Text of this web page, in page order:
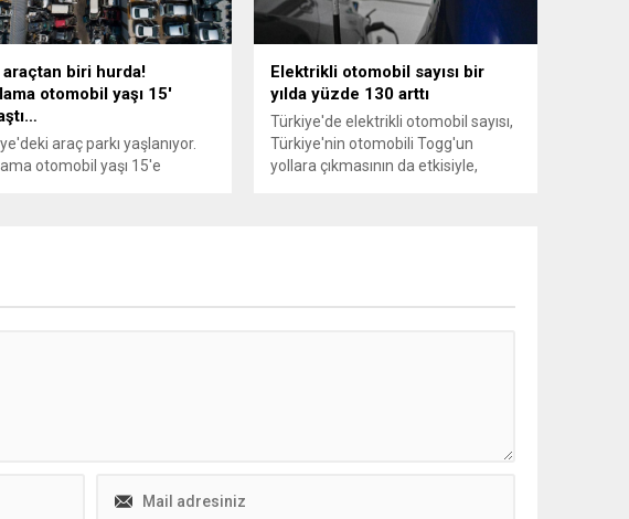
için ter döktü. Yarışmada dereceye
giren sporcular, düzenlenen ödül
Kahramanmaraş Büyükşehir
Belediyesi, sporun farklı
branşlarına...
araçtan biri hurda!
otomobil yaşı 15′
araç parkı yaşlanıyor.
otomobil yaşı 15'e
Elektrikli otomobil sayısı bir
yılda yüzde 130 arttı
Türkiye'de elektrikli otomobil sayısı,
Türkiye'nin otomobili Togg'un
yollara çıkmasının da etkisiyle,